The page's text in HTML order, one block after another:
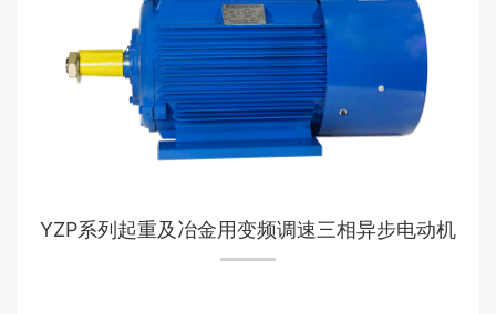
YZP系列起重及冶金用变频调速三相异步电动机